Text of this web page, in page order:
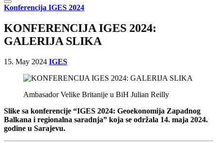
Konferencija IGES 2024
KONFERENCIJA IGES 2024:
GALERIJA SLIKA
15. May 2024 IGES
Ambasador Velike Britanije u BiH Julian Reilly
Slike sa konferencije “IGES 2024: Geoekonomija Zapadnog
Balkana i regionalna saradnja” koja se održala 14. maja 2024.
godine u Sarajevu.